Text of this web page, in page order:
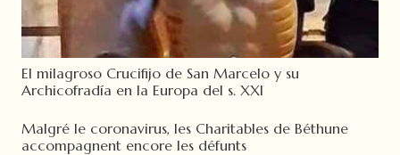
El milagroso Crucifijo de San Marcelo y su
Archicofradía en la Europa del s. XXI
Malgré le coronavirus, les Charitables de Béthune
accompagnent encore les défunts